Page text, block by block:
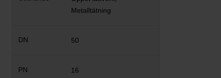
Metalltätning
50
16